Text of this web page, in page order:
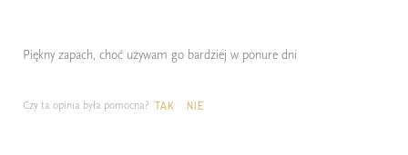
Piękny zapach, choć używam go bardziej w ponure dni
Czy ta opinia była pomocna? TAK NIE